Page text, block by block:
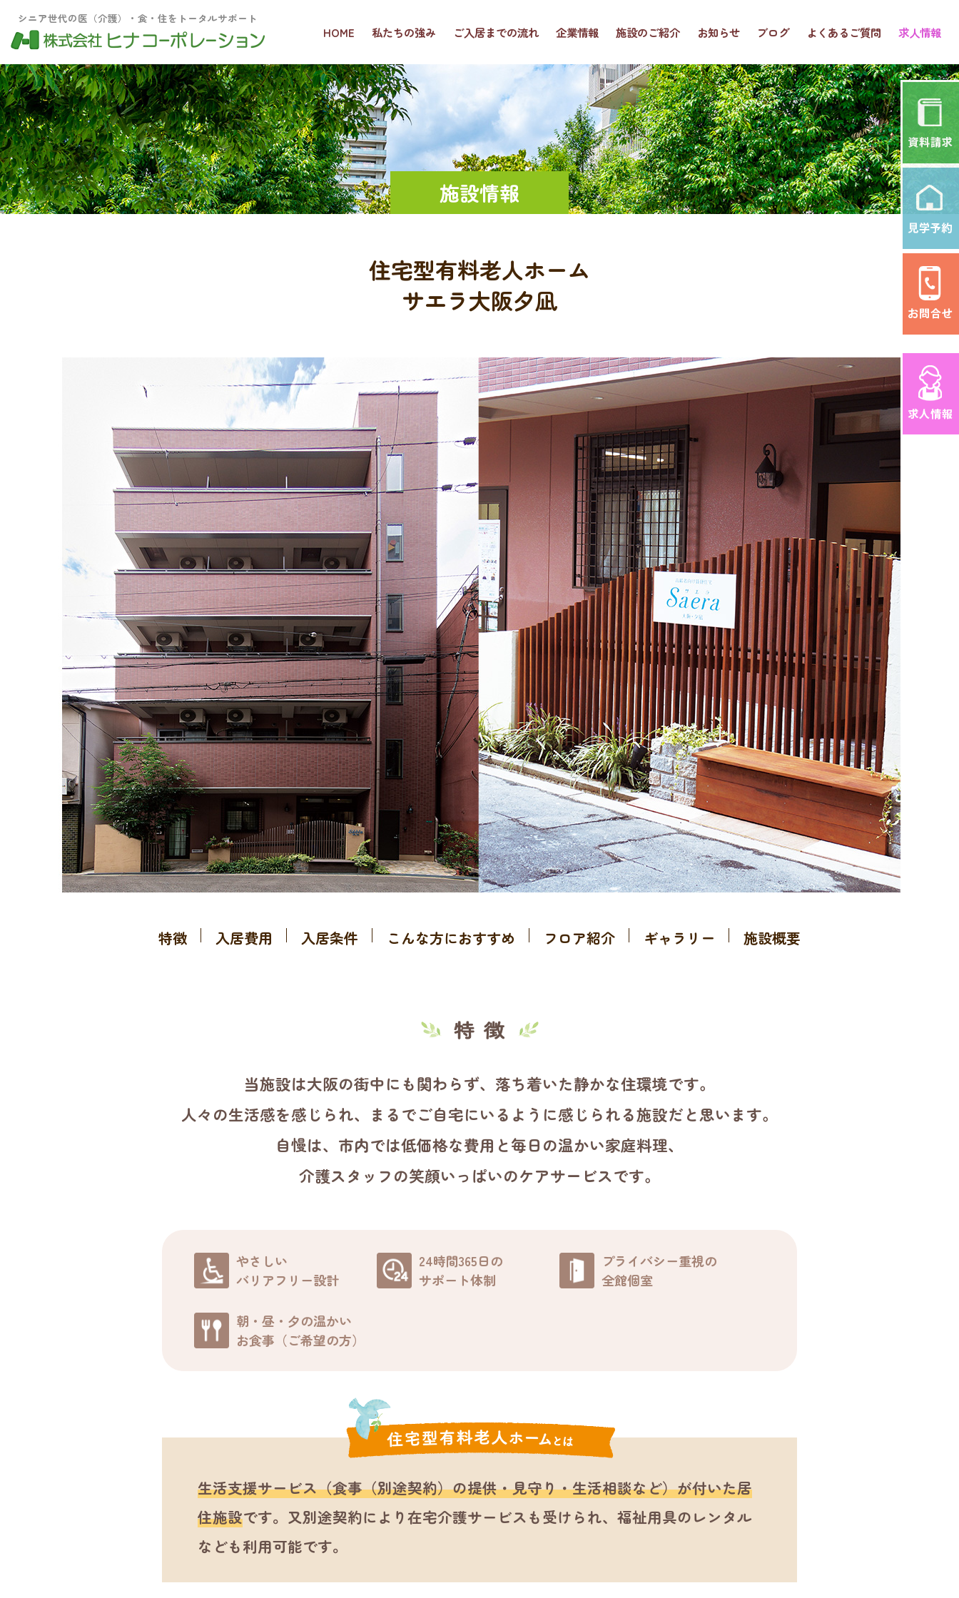
シニア世代の医（介護）・食・住をトータルサポート
HOME 私たちの強み ご入居までの流れ 企業情報 施設のご紹介 お知らせ ブログ よくあるご質問 求人情報
施設情報
住宅型有料老人ホーム
サエラ大阪夕凪
特徴 入居費用 入居条件 こんな方におすすめ フロア紹介 ギャラリー 施設概要
当施設は大阪の街中にも関わらず、落ち着いた静かな住環境です。
人々の生活感を感じられ、まるでご自宅にいるように感じられる施設だと思います。
自慢は、市内では低価格な費用と毎日の温かい家庭料理、
介護スタッフの笑顔いっぱいのケアサービスです。
やさしい
バリアフリー設計
24時間365日の
サポート体制
プライバシー重視の
全館個室
朝・昼・夕の温かい
お食事（ご希望の方）
生活支援サービス（食事（別途契約）の提供・見守り・生活相談など）が付いた居
住施設です。又別途契約により在宅介護サービスも受けられ、福祉用具のレンタル
なども利用可能です。